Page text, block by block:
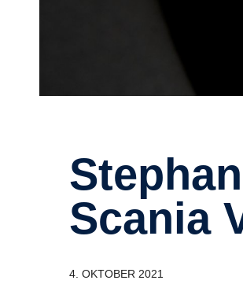
Stephan Oberli wird neuer
Scania
4. OKTOBER 2021